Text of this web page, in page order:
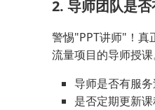
2. 导师团队是
警惕"PPT讲师"！真
流量项目的导师授课
导师是否有服
是否定期更新